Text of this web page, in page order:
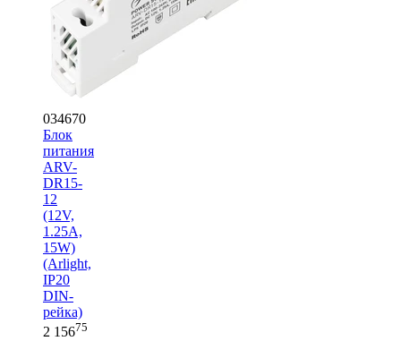
034670
Блок
питания
ARV-
DR15-
12
(12V,
1.25A,
15W)
(Arlight,
IP20
DIN-
рейка)
2 15675